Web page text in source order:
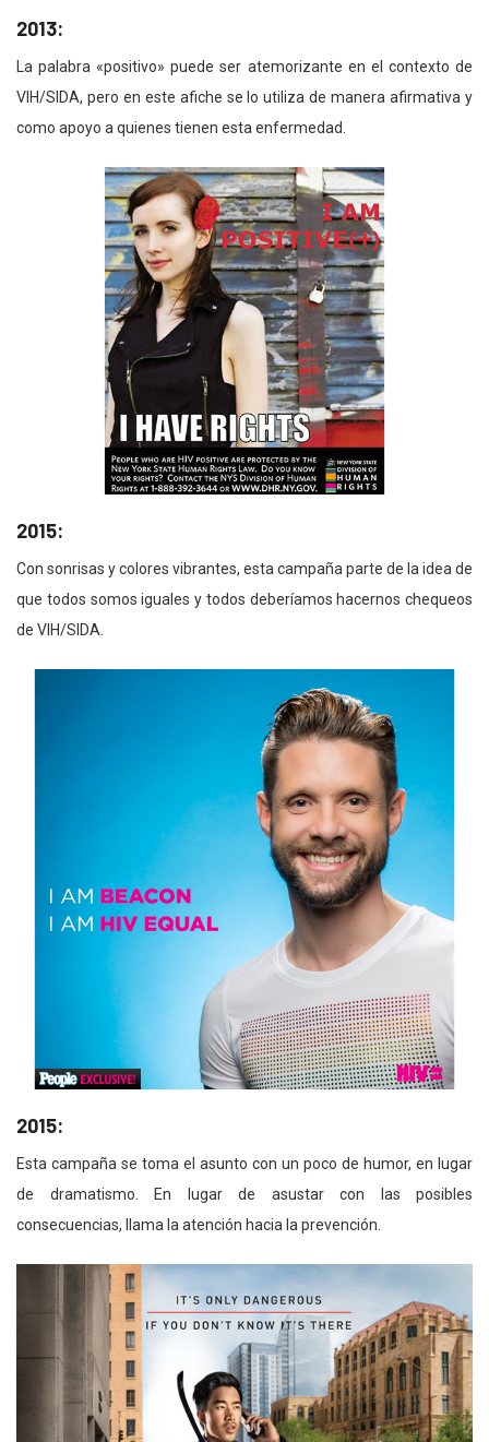
2013:
La palabra «positivo» puede ser atemorizante en el contexto de
VIH/SIDA, pero en este afiche se lo utiliza de manera afirmativa y
como apoyo a quienes tienen esta enfermedad.
2015:
Con sonrisas y colores vibrantes, esta campaña parte de la idea de
que todos somos iguales y todos deberíamos hacernos chequeos
de VIH/SIDA.
2015:
Esta campaña se toma el asunto con un poco de humor, en lugar
de dramatismo. En lugar de asustar con las posibles
consecuencias, llama la atención hacia la prevención.